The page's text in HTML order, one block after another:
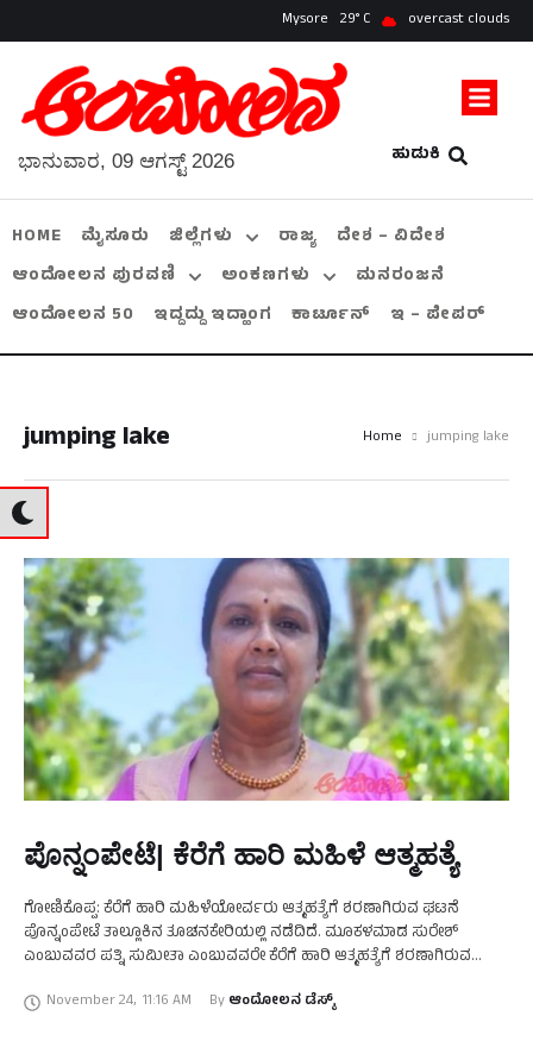
Mysore 29 overcast clouds
ಹುಡುಕಿ
ಭಾನುವಾರ, 09 ಆಗಸ್ಟ್ 2026
HOME ಮೈಸೂರು ಜಿಲ್ಲೆಗಳು ರಾಜ್ಯ
ದೇಶ – ವಿದೇಶ
ಆಂದೋಲನ ಪುರವಣಿ
ಅಂಕಣಗಳು
ಮನರಂಜನೆ
ಆಂದೋಲನ 50
ಇದ್ದದ್ದು ಇದ್ಹಾಂಗ ಕಾರ್ಟೂನ್ ಇ – ಪೇಪರ್
jumping lake Home jumping lake
ಪೊನ್ನಂಪೇಟೆ| ಕೆರೆಗೆ ಹಾರಿ ಮಹಿಳೆ ಆತ್ಮಹತ್ಯೆ
ಗೋಣಿಕೊಪ್ಪ: ಕೆರೆಗೆ ಹಾರಿ ಮಹಿಳೆಯೋರ್ವರು ಆತ್ಮಹತ್ಯೆಗೆ ಶರಣಾಗಿರುವ ಘಟನೆ
ಪೊನ್ನಂಪೇಟೆ ತಾಲ್ಲೂಕಿನ ತೂಚನಕೇರಿಯಲ್ಲಿ ನಡೆದಿದೆ. ಮೂಕಳಮಾಡ ಸುರೇಶ್‌
ಎಂಬುವವರ ಪತ್ನಿ ಸುಮೀತಾ ಎಂಬುವವರೇ ಕೆರೆಗೆ ಹಾರಿ ಆತ್ಮಹತ್ಯೆಗೆ ಶರಣಾಗಿರುವ
ನೊಂದಿದ್ದರು …
November 24, 11:16 AM By ಆಂದೋಲನ ಡೆಸ್ಕ್